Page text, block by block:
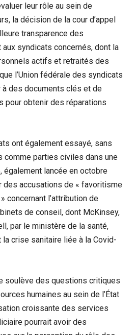
leur rôle au sein de
la décision de la cour d’appel
transparence des
syndicats concernés, dont la
actifs et retraités des
l’Union fédérale des syndicats
à des documents clés et de
pour obtenir des réparations
ont également essayé, sans
comme parties civiles dans une
également lancée en octobre
des accusations de « favoritisme
concernant l’attribution de
de conseil, dont McKinsey,
par le ministère de la santé,
crise sanitaire liée à la Covid-
soulève des questions critiques
humaines au sein de l’État
croissante des services
pourrait avoir des